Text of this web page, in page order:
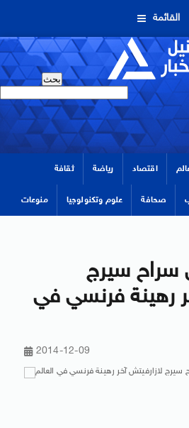
القائمة
اقتصاد رياضة ثقافة
صحافة علوم وتكنولوجيا منوعات
سراح سيرج
رهينة فرنسي في
2014-12-09